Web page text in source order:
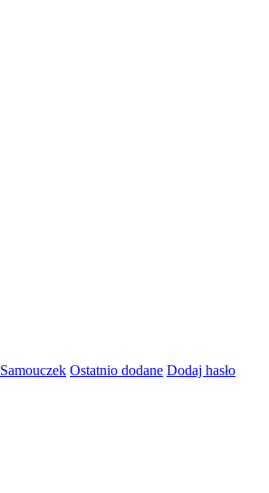
Samouczek Ostatnio dodane Dodaj hasło